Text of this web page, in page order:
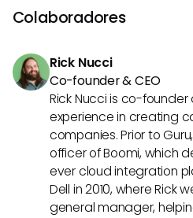
eficacia de la búsqueda
clave, junto con filtros, puede
Colaboradores
Rick Nucci
Co-founder & CEO
Rick Nucci is co-
experience in creating
companies. Prior to
officer of Boomi, which
ever cloud integration
Dell in 2010, where Rick
general manager,